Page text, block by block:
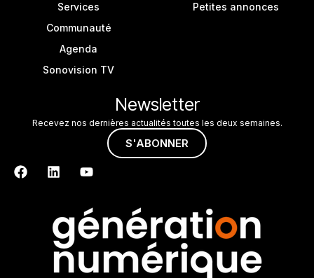
Services
Communauté
Agenda
Sonovision TV
Petites annonces
Newsletter
Recevez nos dernières actualités toutes les deux semaines.
S'ABONNER